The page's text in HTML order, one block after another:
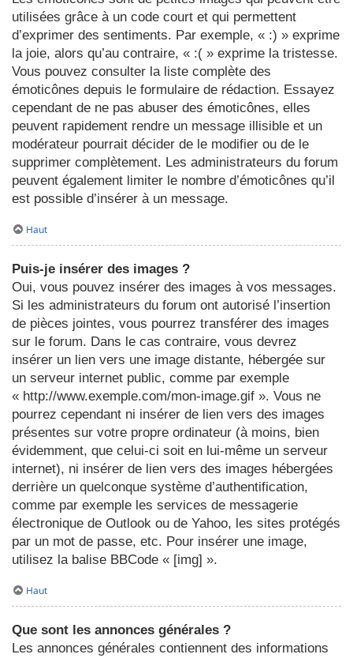
utilisées grâce à un code court et qui permettent
d’exprimer des sentiments. Par exemple, « :) » exprime
la joie, alors qu’au contraire, « :( » exprime la tristesse.
Vous pouvez consulter la liste complète des
émoticônes depuis le formulaire de rédaction. Essayez
cependant de ne pas abuser des émoticônes, elles
peuvent rapidement rendre un message illisible et un
modérateur pourrait décider de le modifier ou de le
supprimer complètement. Les administrateurs du forum
peuvent également limiter le nombre d’émoticônes qu’il
est possible d’insérer à un message.
Haut
Puis-je insérer des images ?
Oui, vous pouvez insérer des images à vos messages.
Si les administrateurs du forum ont autorisé l’insertion
de pièces jointes, vous pourrez transférer des images
sur le forum. Dans le cas contraire, vous devrez
insérer un lien vers une image distante, hébergée sur
un serveur internet public, comme par exemple
« http://www.exemple.com/mon-image.gif ». Vous ne
pourrez cependant ni insérer de lien vers des images
présentes sur votre propre ordinateur (à moins, bien
évidemment, que celui-ci soit en lui-même un serveur
internet), ni insérer de lien vers des images hébergées
derrière un quelconque système d’authentification,
comme par exemple les services de messagerie
électronique de Outlook ou de Yahoo, les sites protégés
par un mot de passe, etc. Pour insérer une image,
utilisez la balise BBCode « [img] ».
Haut
Que sont les annonces générales ?
Les annonces générales contiennent des informations